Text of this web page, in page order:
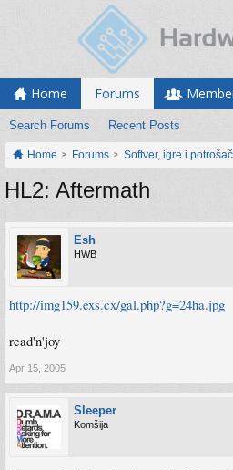
Home Forums
Search Forums Recent Posts
Home Forums Softver, igre i
HL2: Aftermath
Esh
HWB
http://img159.exs.cx/gal.php?g=24ha.jpg
read'n'joy
Apr 15, 2005
Sleeper
Komšija